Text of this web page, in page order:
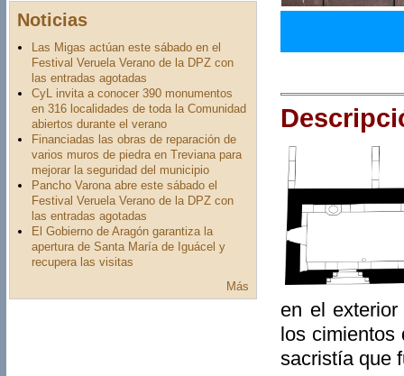
Noticias
Las Migas actúan este sábado en el
Festival Veruela Verano de la DPZ con
las entradas agotadas
CyL invita a conocer 390 monumentos
en 316 localidades de toda la Comunidad
abiertos durante el verano
Financiadas las obras de reparación de
varios muros de piedra en Treviana para
mejorar la seguridad del municipio
Pancho Varona abre este sábado el
Festival Veruela Verano de la DPZ con
las entradas agotadas
El Gobierno de Aragón garantiza la
apertura de Santa María de Iguácel y
recupera las visitas
Más
en el
los cimientos
sacristía que